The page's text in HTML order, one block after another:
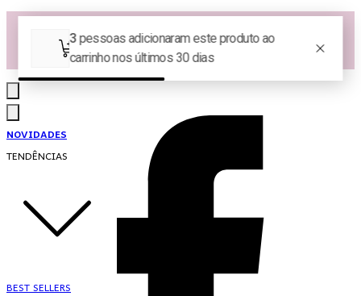
Las Queridas Club🌷 - Ganhe 5% Cashback em pontos na sua compra!
Ganhe 10% OFF na 1ª compra no App: PRIMEIRANOAPP 😍
♡ Coleção Nova: Grace in Motion ♡
NOVIDADES
TENDÊNCIAS
BEST SELLERS